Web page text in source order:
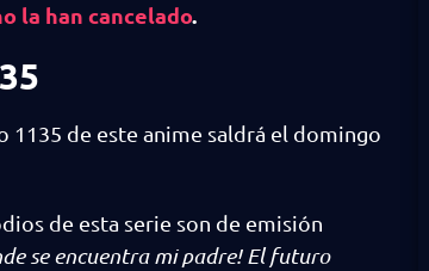
la han cancelado.
de este anime saldrá el domingo
de esta serie son de emisión
se encuentra mi padre! El futuro